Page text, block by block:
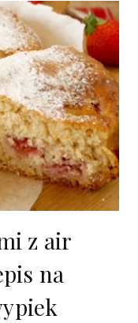
z air
na